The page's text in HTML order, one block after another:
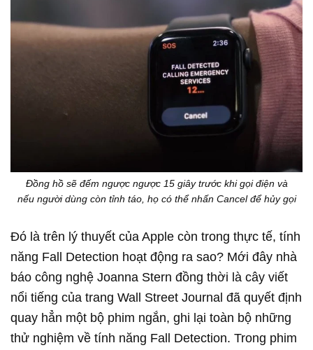
Đồng hồ sẽ đếm ngược ngược 15 giây trước khi gọi điện và
nếu người dùng còn tỉnh táo, họ có thể nhấn Cancel để hủy gọi
Đó là trên lý thuyết của Apple còn trong thực tế, tính
năng Fall Detection hoạt động ra sao? Mới đây nhà
báo công nghệ Joanna Stern đồng thời là cây viết
nổi tiếng của trang Wall Street Journal đã quyết định
quay hẳn một bộ phim ngắn, ghi lại toàn bộ những
thử nghiệm về tính năng Fall Detection. Trong phim